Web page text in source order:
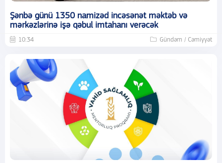
Şənbə günü 1350 namizəd incəsənət məktəb və
mərkəzlərinə işə qəbul imtahanı verəcək
10:34 Gündəm / Cəmiyyət